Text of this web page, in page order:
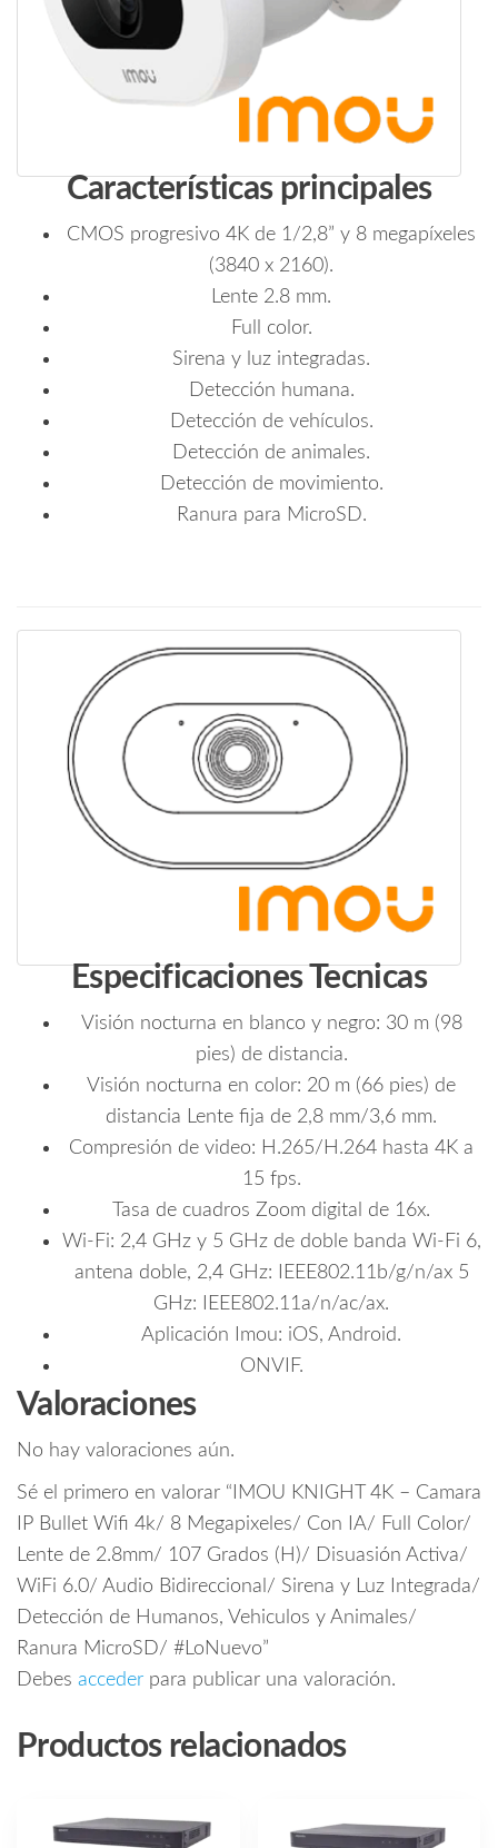
Características principales
CMOS progresivo 4K de 1/2,8” y 8 megapíxeles
(3840 x 2160).
Lente 2.8 mm.
Full color.
Sirena y luz integradas.
Detección humana.
Detección de vehículos.
Detección de animales.
Detección de movimiento.
Ranura para MicroSD.
Especificaciones Tecnicas
Visión nocturna en blanco y negro: 30 m (98
pies) de distancia.
Visión nocturna en color: 20 m (66 pies) de
distancia Lente fija de 2,8 mm/3,6 mm.
Compresión de video: H.265/H.264 hasta 4K a
15 fps.
Tasa de cuadros Zoom digital de 16x.
Wi-Fi: 2,4 GHz y 5 GHz de doble banda Wi-Fi 6,
antena doble, 2,4 GHz: IEEE802.11b/g/n/ax 5
GHz: IEEE802.11a/n/ac/ax.
Aplicación Imou: iOS, Android.
ONVIF.
Valoraciones
No hay valoraciones aún.
Sé el primero en valorar “IMOU KNIGHT 4K – Camara
IP Bullet Wifi 4k/ 8 Megapixeles/ Con IA/ Full Color/
Lente de 2.8mm/ 107 Grados (H)/ Disuasión Activa/
WiFi 6.0/ Audio Bidireccional/ Sirena y Luz Integrada/
Detección de Humanos, Vehiculos y Animales/
Ranura MicroSD/ #LoNuevo”
Debes acceder para publicar una valoración.
Productos relacionados